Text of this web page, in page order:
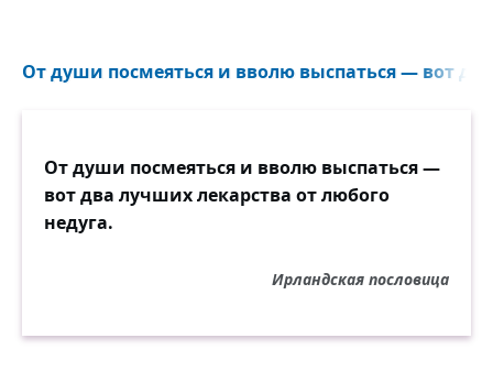
От души посмеяться и вволю выспаться — вот
От души посмеяться и вволю выспаться —
вот два лучших лекарства от любого
недуга.
Ирландская пословица